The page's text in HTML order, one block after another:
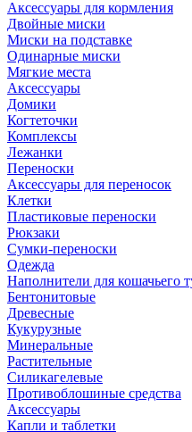
Аксессуары для кормления
Двойные миски
Миски на подставке
Одинарные миски
Мягкие места
Аксессуары
Домики
Когтеточки
Комплексы
Лежанки
Переноски
Аксессуары для переносок
Клетки
Пластиковые переноски
Рюкзаки
Сумки-переноски
Одежда
Наполнители для кошачьего
Бентонитовые
Древесные
Кукурузные
Минеральные
Растительные
Силикагелевые
Противоблошиные средства
Аксессуары
Капли и таблетки